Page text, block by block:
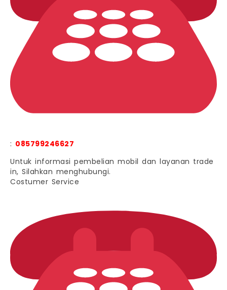
: 085799246627
Untuk informasi pembelian mobil dan layanan trade
in, Silahkan menghubungi.
Costumer Service